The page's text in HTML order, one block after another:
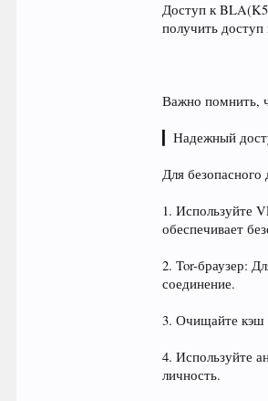
Доступ к
получить
Важно помнить,
▎Надежный
Для
1. Используйте
обеспечивает
2. Tor-браузер:
соединение.
3. Очищайте кэш
4. Используйте
личность.